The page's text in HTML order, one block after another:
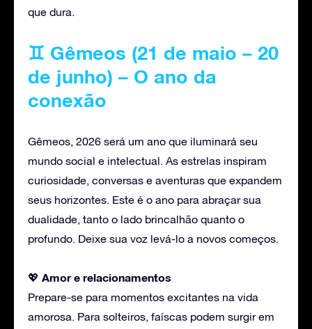
que dura.
♊ Gêmeos (21 de maio – 20
de junho) – O ano da
conexão
Gêmeos, 2026 será um ano que iluminará seu
mundo social e intelectual. As estrelas inspiram
curiosidade, conversas e aventuras que expandem
seus horizontes. Este é o ano para abraçar sua
dualidade, tanto o lado brincalhão quanto o
profundo. Deixe sua voz levá-lo a novos começos.
💖 Amore relacionamentos
Prepare-se para momentos excitantes na vida
amorosa. Para solteiros, faíscas podem surgir em